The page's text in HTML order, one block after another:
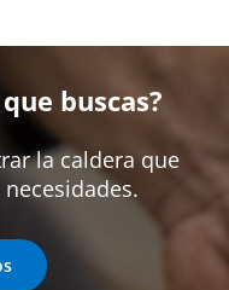
buscas?
la caldera que